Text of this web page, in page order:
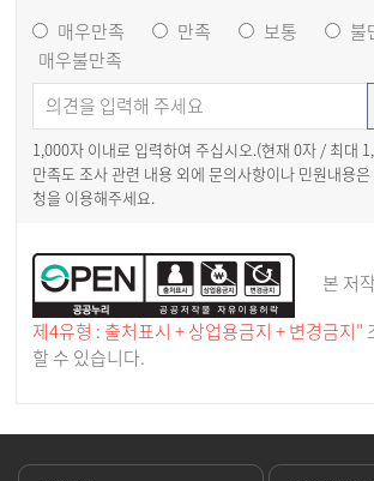
매우만족
만족 보통
불
매우불만족
1,000자 이내로 입력하여 주십시오.(현재 0자 / 최대
만족도 조사 관련 내용 외에 문의사항이나 민원내용
청을 이용해주세요.
본 저
제4유형 : 출처표시 + 상업용금지 + 변경금지"
할 수 있습니다.